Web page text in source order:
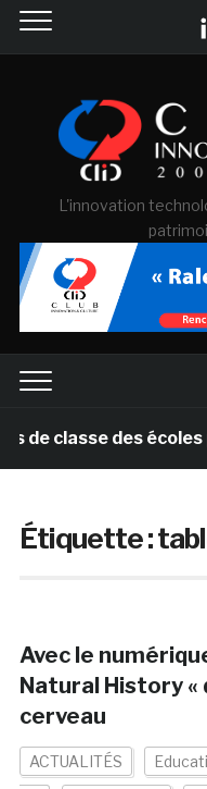
L'innovation
classe des écoles
Étiquette :
Avec le
Natural History
cerveau
ACTUALITÉS